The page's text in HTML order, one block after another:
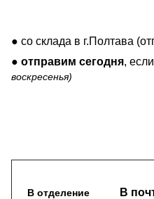
● со склада в г.Полтава
● отправим сегодня,
воскресенья)
В отделение В